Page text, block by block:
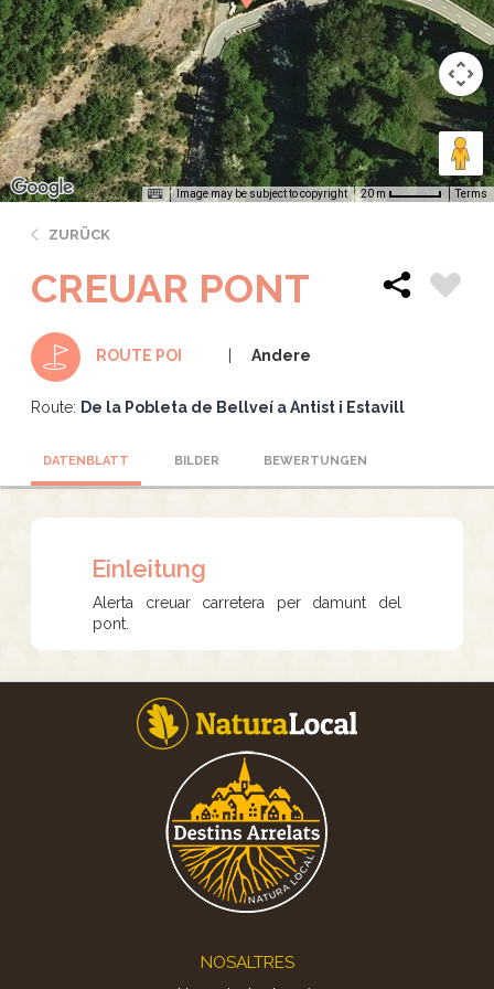
Image may be subject to copyright 20 m Terms
ZURÜCK
CREUAR PONT
ROUTE POI Andere
Route: De la Pobleta de Bellveí a Antist i Estavill
DATENBLATT BILDER BEWERTUNGEN
Einleitung
Alerta creuar carretera per damunt del
pont.
NOSALTRES